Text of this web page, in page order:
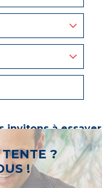
invitons à essayer
un « métier ».
?
!